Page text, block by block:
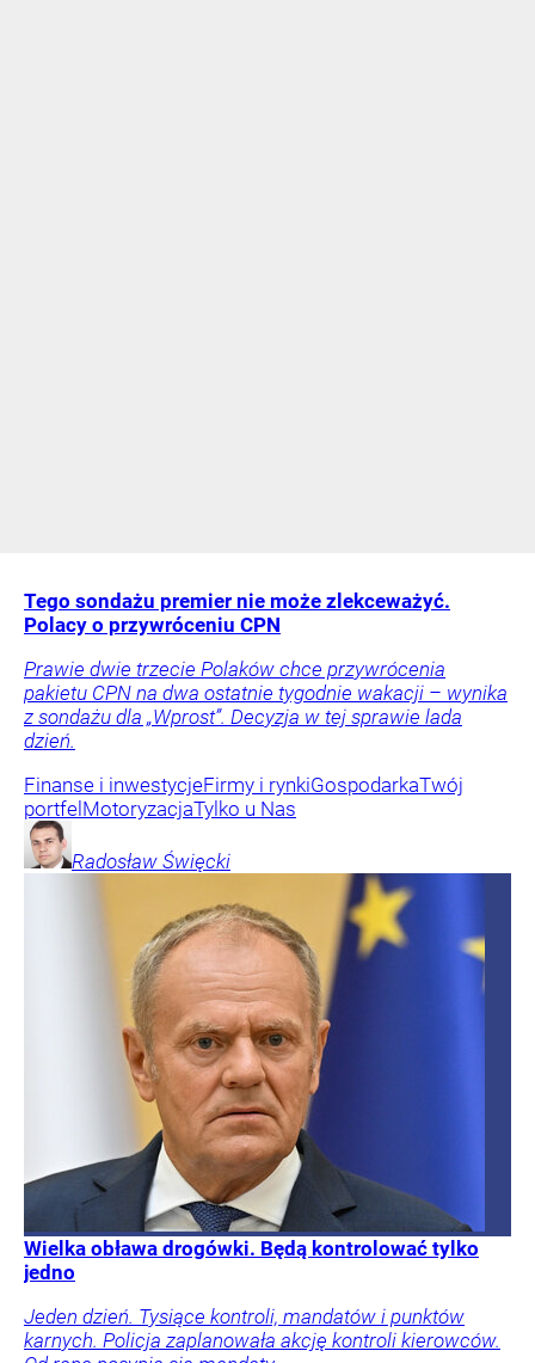
Tego sondażu premier nie może zlekceważyć.
Polacy o przywróceniu CPN
Prawie dwie trzecie Polaków chce przywrócenia
pakietu CPN na dwa ostatnie tygodnie wakacji – wynika
z sondażu dla „Wprost”. Decyzja w tej sprawie lada
dzień.
Finanse i inwestycjeFirmy i rynkiGospodarkaTwój
portfel MotoryzacjaTylko u Nas
Radosław Święcki
Wielka obława drogówki. Będą kontrolować tylko
jedno
Jeden dzień. Tysiące kontroli, mandatów i punktów
karnych. Policja zaplanowała akcję kontroli kierowców.